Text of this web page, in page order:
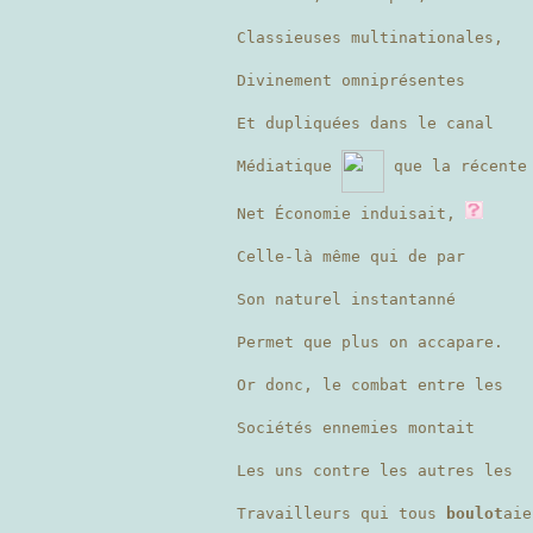
Classieuses multinationales,
Divinement omniprésentes
Et dupliquées dans le canal
Médiatique que la récente
Net Économie induisait,
Celle-là même qui de par
Son naturel instantanné
Permet que plus on accapare.
Or donc, le combat entre les
Sociétés ennemies montait
Les uns contre les autres les
Travailleurs qui tous boulot